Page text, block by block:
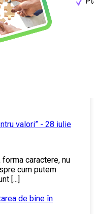
valori” - 28 iulie
caractere, nu
cum putem
[...]
de bine în